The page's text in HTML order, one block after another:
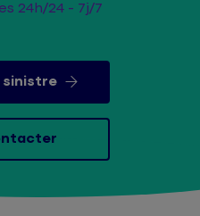
24h/24 - 7j/7
sinistre